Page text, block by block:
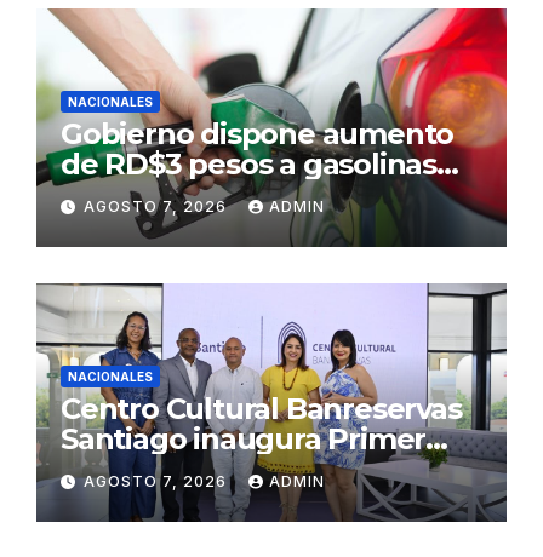
NACIONALES
Gobierno dispone aumento
de RD$3 pesos a gasolinas
premium y regular
AGOSTO 7, 2026 ADMIN
NACIONALES
Centro Cultural Banreservas
Santiago inaugura Primer
Congreso de Artesanos de
Santiago
AGOSTO 7, 2026 ADMIN